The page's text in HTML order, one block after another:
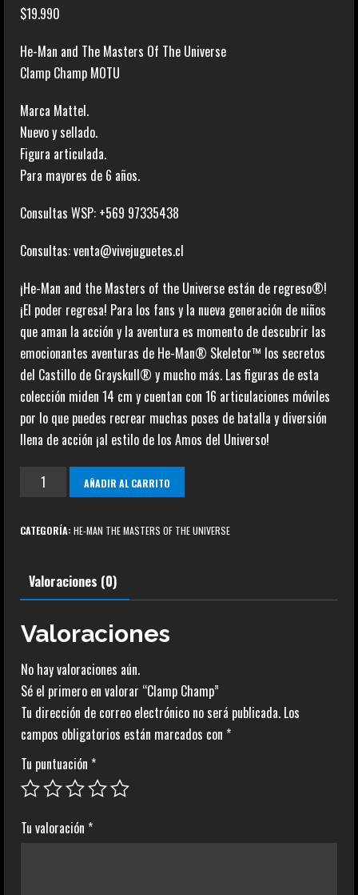
$19.990
He-Man and The Masters Of The Universe
Clamp Champ MOTU
Marca Mattel.
Nuevo y sellado.
Figura articulada.
Para mayores de 6 años.
Consultas WSP: +569 97335438
Consultas: venta@vivejuguetes.cl
¡He-Man and the Masters of the Universe están de regreso®!
¡El poder regresa! Para los fans y la nueva generación de niños
que aman la acción y la aventura es momento de descubrir las
emocionantes aventuras de He-Man® Skeletor™ los secretos
del Castillo de Grayskull® y mucho más. Las figuras de esta
colección miden 14 cm y cuentan con 16 articulaciones móviles
por lo que puedes recrear muchas poses de batalla y diversión
llena de acción ¡al estilo de los Amos del Universo!
Clamp
cantidad
AÑADIR AL CARRITO
CATEGORÍA: HE-MAN THE MASTERS OF THE UNIVERSE
Valoraciones (0)
Valoraciones
No hay valoraciones aún.
Sé el primero en valorar “Clamp Champ”
Tu dirección de correo electrónico no será publicada. Los
campos obligatorios están marcados con *
Tu puntuación *
Tu valoración *